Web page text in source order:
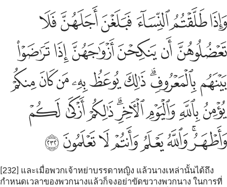
واذا طلقتم النساء فبلغن اجلهن فلا تعضلوهن ان ينكحن ازواجهن اذا
وَإِذَا طَلَّقْتُمُ ٱلنِّسَآءَ فَبَلَغْنَ أَجَلَهُنَّ فَلَا تَعْضُلُوهُنَّ أَن يَنكِحْنَ أَزْوَٰجَهُنَّ إِذَا
ﱴﱵﱶﱷﱸﱹ
ﱺﱻﱼﱽﱾﱿ
ﲀﲁﲂﲃﲄﲅﲆﲇﲈ
ﲉﲊﲋﲌﲍﲎﲏﲐ
ﲑﲒﲓﲔﲕﲖﲗﲘ
[232] และเมื่อพวกเจ้าหย่าบรรดาหญิง แล้วนางเหล่านั้นได้ถึง
กำหนดเวลาของพวกนางแล้วก็จงอย่าขัดขวางพวกนาง ในการที่